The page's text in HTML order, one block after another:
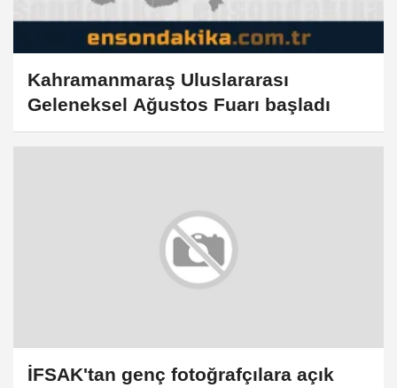
Kahramanmaraş Uluslararası
Geleneksel Ağustos Fuarı başladı
İFSAK'tan genç fotoğrafçılara açık